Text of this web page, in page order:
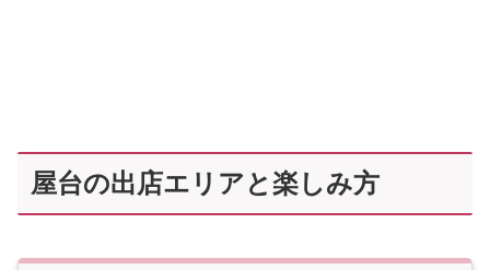
屋台の出店エリアと楽しみ方